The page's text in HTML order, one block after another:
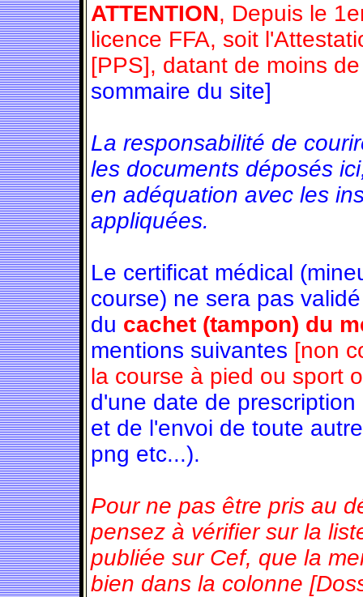
ATTENTION, Depuis le
licence FFA, soit
[PPS], datant de moins
sommaire du site]
La responsabilité de
les documents déposés
en adéquation avec les
appliquées.
Le certificat médical
course) ne sera pas
du cachet (tampon) du
mentions suivantes [non
la course à pied ou sport
d'une date de
et de l'envoi de toute
png etc...).
Pour ne pas être pris au
pensez à vérifier sur la
publiée sur Cef, que la
bien dans la colonne